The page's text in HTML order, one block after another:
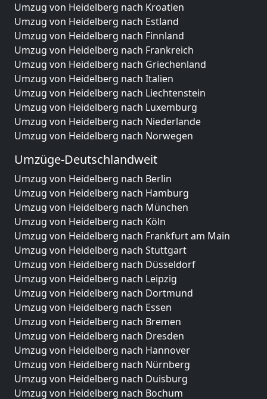
Umzug von Heidelberg nach Kroatien
Umzug von Heidelberg nach Estland
Umzug von Heidelberg nach Finnland
Umzug von Heidelberg nach Frankreich
Umzug von Heidelberg nach Griechenland
Umzug von Heidelberg nach Italien
Umzug von Heidelberg nach Liechtenstein
Umzug von Heidelberg nach Luxemburg
Umzug von Heidelberg nach Niederlande
Umzug von Heidelberg nach Norwegen
Umzüge-Deutschlandweit
Umzug von Heidelberg nach Berlin
Umzug von Heidelberg nach Hamburg
Umzug von Heidelberg nach München
Umzug von Heidelberg nach Köln
Umzug von Heidelberg nach Frankfurt am Main
Umzug von Heidelberg nach Stuttgart
Umzug von Heidelberg nach Düsseldorf
Umzug von Heidelberg nach Leipzig
Umzug von Heidelberg nach Dortmund
Umzug von Heidelberg nach Essen
Umzug von Heidelberg nach Bremen
Umzug von Heidelberg nach Dresden
Umzug von Heidelberg nach Hannover
Umzug von Heidelberg nach Nürnberg
Umzug von Heidelberg nach Duisburg
Umzug von Heidelberg nach Bochum